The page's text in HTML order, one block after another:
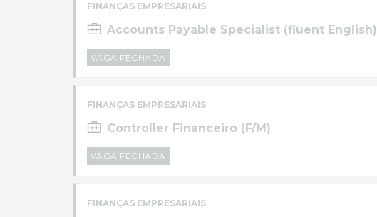
FINANÇAS EMPRESARIAIS
Accounts Payable Specialist (fluent English)
VAGA FECHADA
FINANÇAS EMPRESARIAIS
Controller Financeiro (F/M)
VAGA FECHADA
FINANÇAS EMPRESARIAIS